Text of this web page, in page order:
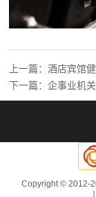
上一篇：酒店宾馆
下一篇：企事业机
Copyright © 2012-